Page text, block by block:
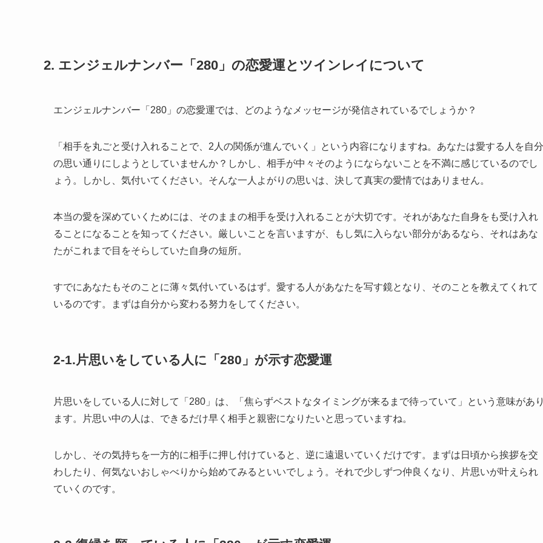
2. エンジェルナンバー「280」の恋愛運とツインレイについて
エンジェルナンバー「280」の恋愛運では、どのようなメッセージが発信されているでしょうか？
「相手を丸ごと受け入れることで、2人の関係が進んでいく」という内容になりますね。あなたは愛する人を自分
の思い通りにしようとしていませんか？しかし、相手が中々そのようにならないことを不満に感じているのでし
ょう。しかし、気付いてください。そんな一人よがりの思いは、決して真実の愛情ではありません。
本当の愛を深めていくためには、そのままの相手を受け入れることが大切です。それがあなた自身をも受け入れ
ることになることを知ってください。厳しいことを言いますが、もし気に入らない部分があるなら、それはあな
たがこれまで目をそらしていた自身の短所。
すでにあなたもそのことに薄々気付いているはず。愛する人があなたを写す鏡となり、そのことを教えてくれて
いるのです。まずは自分から変わる努力をしてください。
2-1.片思いをしている人に「280」が示す恋愛運
片思いをしている人に対して「280」は、「焦らずベストなタイミングが来るまで待っていて」という意味があ
ます。片思い中の人は、できるだけ早く相手と親密になりたいと思っていますね。
しかし、その気持ちを一方的に相手に押し付けていると、逆に遠退いていくだけです。まずは日頃から挨拶を交
わしたり、何気ないおしゃべりから始めてみるといいでしょう。それで少しずつ仲良くなり、片思いが叶えられ
ていくのです。